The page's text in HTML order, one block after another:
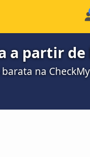
a partir de
na